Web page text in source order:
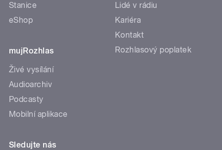
Stanice
eShop
mujRozhlas
Živé vysílání
Audioarchiv
Podcasty
Mobilní aplikace
Lidé v rádiu
Kariéra
Kontakt
Rozhlasový poplatek
Sledujte nás